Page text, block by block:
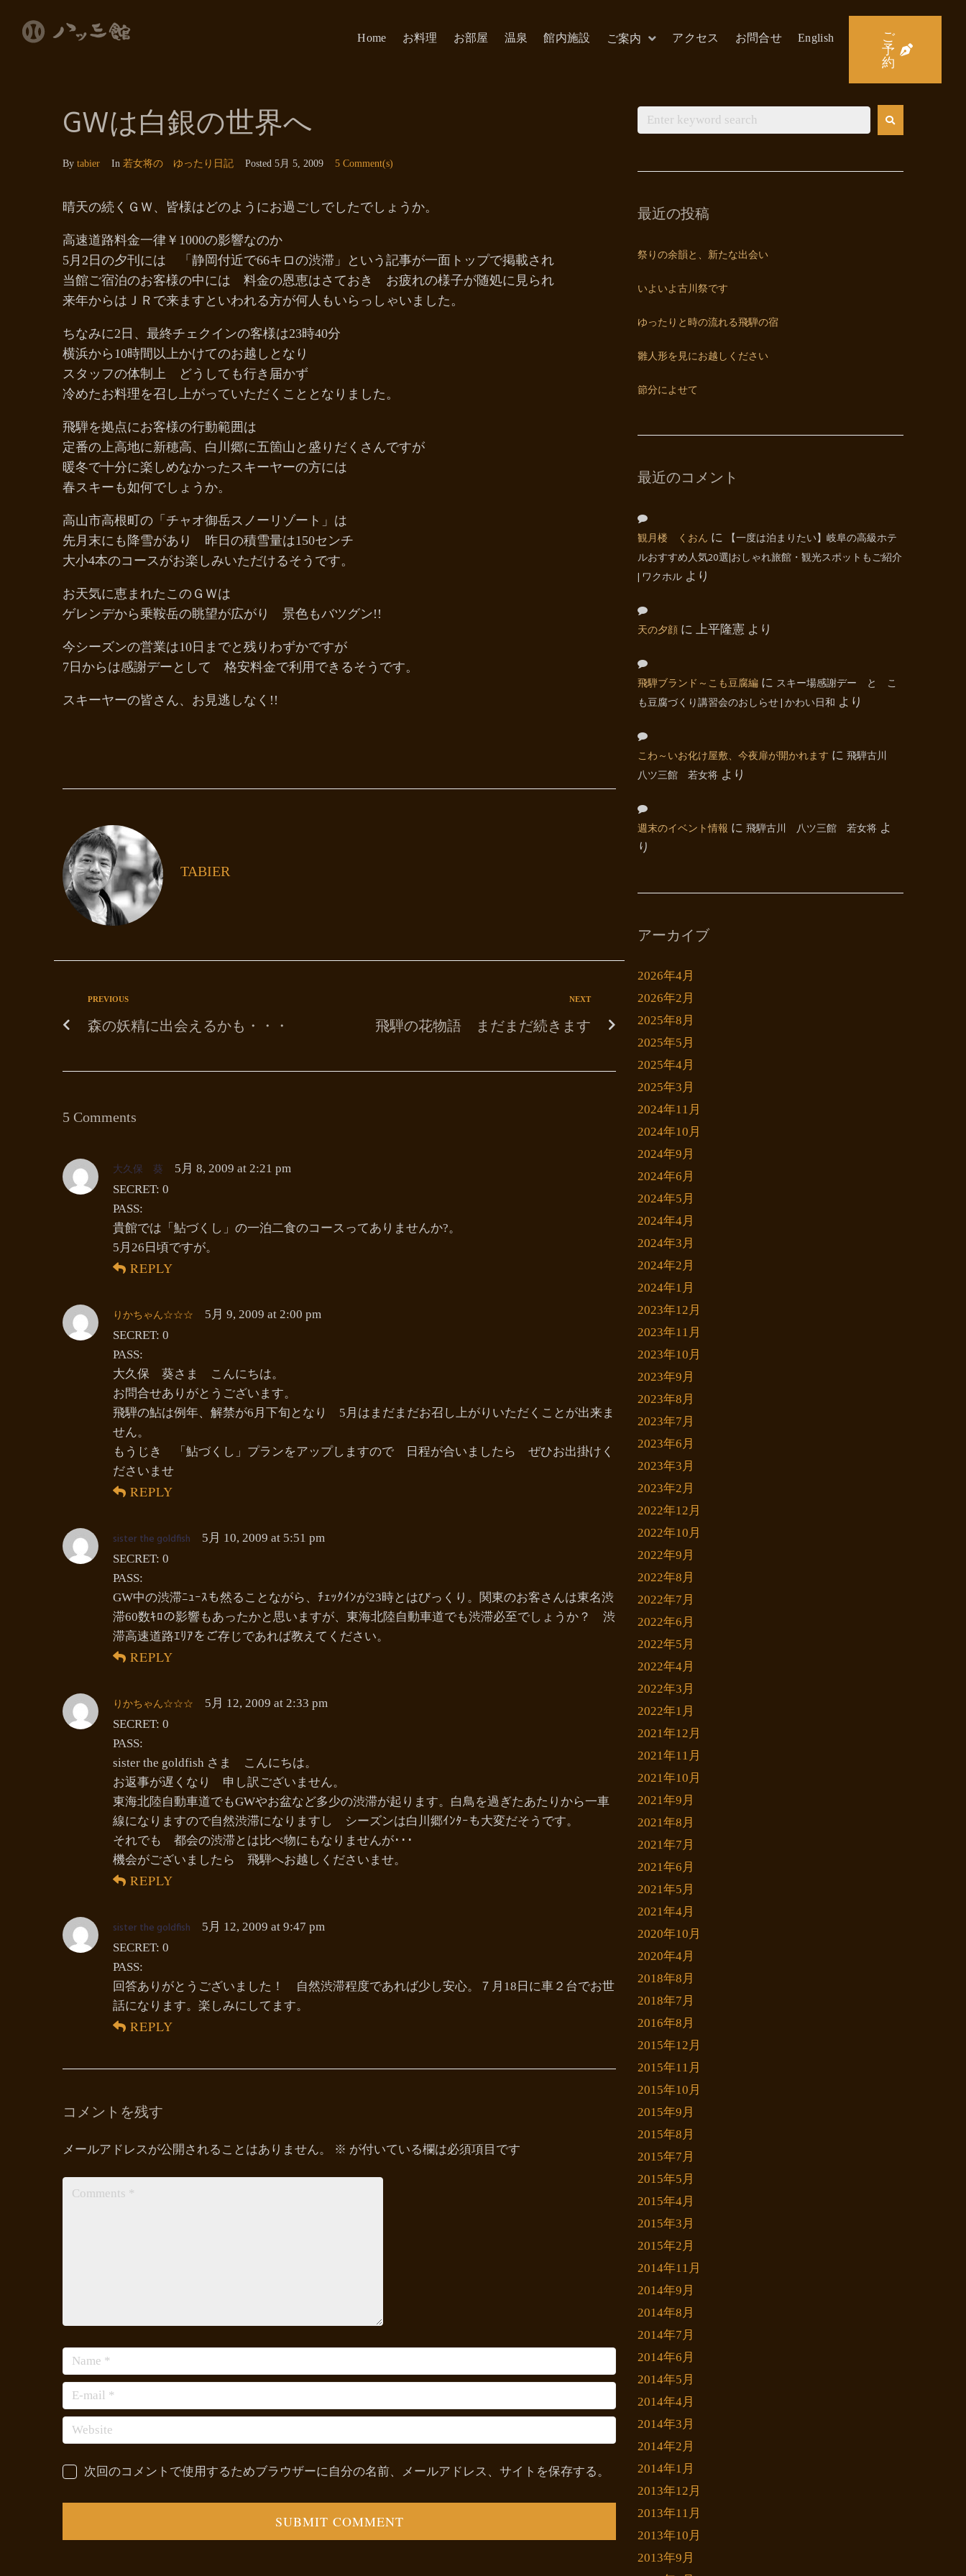
Home お料理 お部屋 温泉 館内施設 ご案内 アクセス お問合せ English
ご
予
約
GWは白銀の世界へ
By tabier In 若女将の ゆったり日記 Posted 5月 5, 2009 5 Comment(s)
晴天の続くＧＷ、皆様はどのようにお過ごしでしたでしょうか。
高速道路料金一律￥1000の影響なのか
5月2日の夕刊には 「静岡付近で66キロの渋滞」という記事が一面トップで掲載され
当館ご宿泊のお客様の中には 料金の恩恵はさておき お疲れの様子が随処に見られ
来年からはＪＲで来ますといわれる方が何人もいらっしゃいました。
ちなみに2日、最終チェクインの客様は23時40分
横浜から10時間以上かけてのお越しとなり
スタッフの体制上 どうしても行き届かず
冷めたお料理を召し上がっていただくこととなりました。
飛騨を拠点にお客様の行動範囲は
定番の上高地に新穂高、白川郷に五箇山と盛りだくさんですが
暖冬で十分に楽しめなかったスキーヤーの方には
春スキーも如何でしょうか。
高山市高根町の「チャオ御岳スノーリゾート」は
先月末にも降雪があり 昨日の積雪量は150センチ
大小4本のコースがお楽しみいただけるそうです。
お天気に恵まれたこのＧＷは
ゲレンデから乗鞍岳の眺望が広がり 景色もバツグン!!
今シーズンの営業は10日までと残りわずかですが
7日からは感謝デーとして 格安料金で利用できるそうです。
スキーヤーの皆さん、お見逃しなく!!
TABIER
PREVIOUS
森の妖精に出会えるかも・・・
NEXT
飛騨の花物語 まだまだ続きます
5 Comments
大久保 葵
5月 8, 2009 at 2:21 pm
SECRET: 0
PASS:
貴館では「鮎づくし」の一泊二食のコースってありませんか?。
5月26日頃ですが。
REPLY
りかちゃん☆☆☆
5月 9, 2009 at 2:00 pm
SECRET: 0
PASS:
大久保 葵さま こんにちは。
お問合せありがとうございます。
飛騨の鮎は例年、解禁が6月下旬となり 5月はまだまだお召し上がりいただくことが出来ま
せん。
もうじき 「鮎づくし」プランをアップしますので 日程が合いましたら ぜひお出掛けく
ださいませ
REPLY
sister the goldfish
5月 10, 2009 at 5:51 pm
SECRET: 0
PASS:
GW中の渋滞ﾆｭｰｽも然ることながら、ﾁｪｯｸｲﾝが23時とはびっくり。関東のお客さんは東名渋
滞60数ｷﾛの影響もあったかと思いますが、東海北陸自動車道でも渋滞必至でしょうか？ 渋
滞高速道路ｴﾘｱをご存じであれば教えてください。
REPLY
りかちゃん☆☆☆
5月 12, 2009 at 2:33 pm
SECRET: 0
PASS:
sister the goldfish さま こんにちは。
お返事が遅くなり 申し訳ございません。
東海北陸自動車道でもGWやお盆など多少の渋滞が起ります。白鳥を過ぎたあたりから一車
線になりますので自然渋滞になりますし シーズンは白川郷ｲﾝﾀｰも大変だそうです。
それでも 都会の渋滞とは比べ物にもなりませんが･･･
機会がございましたら 飛騨へお越しくださいませ。
REPLY
sister the goldfish
5月 12, 2009 at 9:47 pm
SECRET: 0
PASS:
回答ありがとうございました！ 自然渋滞程度であれば少し安心。７月18日に車２台でお世
話になります。楽しみにしてます。
REPLY
コメントを残す
メールアドレスが公開されることはありません。 ※ が付いている欄は必須項目です
次回のコメントで使用するためブラウザーに自分の名前、メールアドレス、サイトを保存する。
最近の投稿
祭りの余韻と、新たな出会い
いよいよ古川祭です
ゆったりと時の流れる飛騨の宿
雛人形を見にお越しください
節分によせて
最近のコメント
観月楼 くおん に
【一度は泊まりたい】岐阜の高級ホテ
ルおすすめ人気20選|おしゃれ旅館・観光スポットもご紹介
| ワクホル より
天の夕顔 に 上平隆憲 より
飛騨ブランド～こも豆腐編 に スキー場感謝デー と こ
も豆腐づくり講習会のおしらせ | かわい日和 より
こわ～いお化け屋敷、今夜扉が開かれます に 飛騨古川
八ツ三館 若女将 より
週末のイベント情報 に 飛騨古川 八ツ三館 若女将 よ
り
アーカイブ
2026年4月
2026年2月
2025年8月
2025年5月
2025年4月
2025年3月
2024年11月
2024年10月
2024年9月
2024年6月
2024年5月
2024年4月
2024年3月
2024年2月
2024年1月
2023年12月
2023年11月
2023年10月
2023年9月
2023年8月
2023年7月
2023年6月
2023年3月
2023年2月
2022年12月
2022年10月
2022年9月
2022年8月
2022年7月
2022年6月
2022年5月
2022年4月
2022年3月
2022年1月
2021年12月
2021年11月
2021年10月
2021年9月
2021年8月
2021年7月
2021年6月
2021年5月
2021年4月
2020年10月
2020年4月
2018年8月
2018年7月
2016年8月
2015年12月
2015年11月
2015年10月
2015年9月
2015年8月
2015年7月
2015年5月
2015年4月
2015年3月
2015年2月
2014年11月
2014年9月
2014年8月
2014年7月
2014年6月
2014年5月
2014年4月
2014年3月
2014年2月
2014年1月
2013年12月
2013年11月
2013年10月
2013年9月